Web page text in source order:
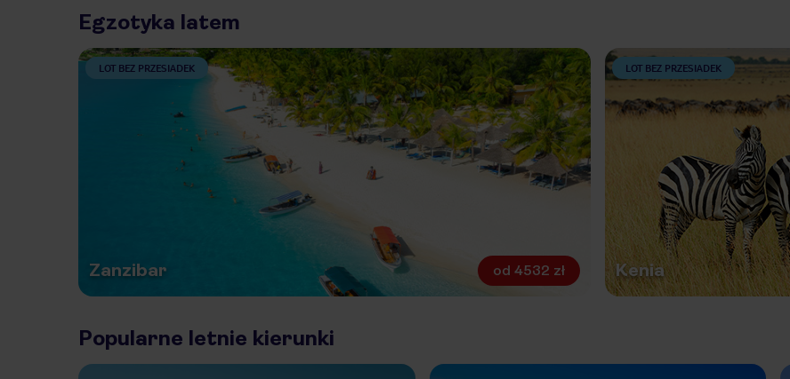
Egzotyka latem
LOT BEZ PRZESIADEK
Zanzibar od 4532 zł
LOT BEZ PRZESIADEK
Kenia
Popularne letnie kierunki